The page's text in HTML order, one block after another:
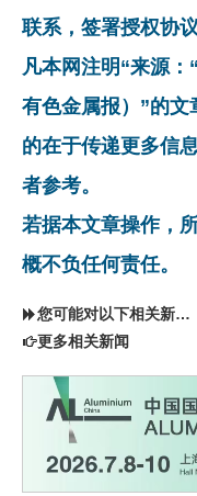
联系，签署授权协
凡本网注明“来源
有色金属报）”的文
的在于传递更多信
者参考。
若据本文章操作，
概不负任何责任。
您可能对以下相关新闻同样感兴趣
更多相关新闻